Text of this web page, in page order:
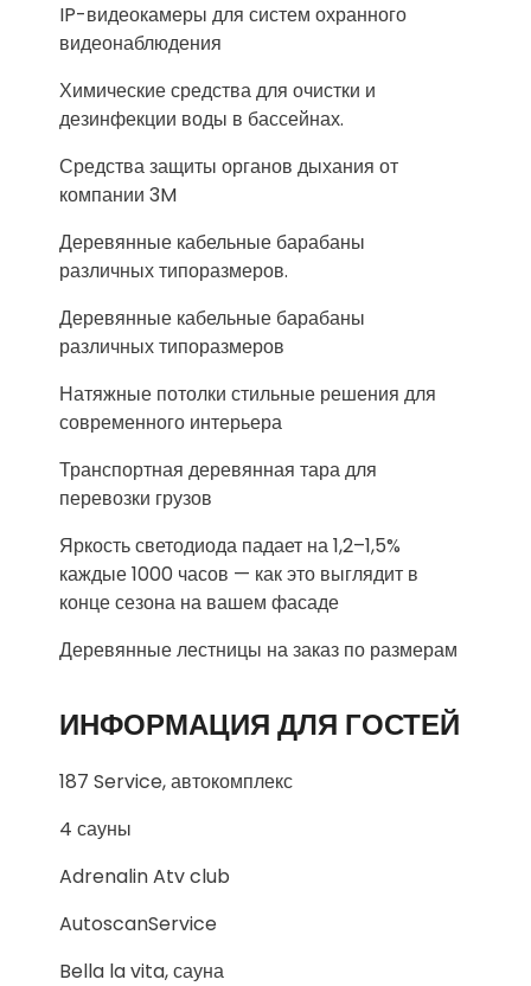
IP-видеокамеры для систем охранного
видеонаблюдения
Химические средства для очистки и
дезинфекции воды в бассейнах.
Средства защиты органов дыхания от
компании 3M
Деревянные кабельные барабаны
различных типоразмеров.
Деревянные кабельные барабаны
различных типоразмеров
Натяжные потолки стильные решения для
современного интерьера
Транспортная деревянная тара для
перевозки грузов
Яркость светодиода падает на 1,2–1,5%
каждые 1000 часов — как это выглядит в
конце сезона на вашем фасаде
Деревянные лестницы на заказ по размерам
ИНФОРМАЦИЯ ДЛЯ ГОСТЕЙ
187 Service, автокомплекс
4 сауны
Adrenalin Atv club
AutoscanService
Bella la vita, сауна